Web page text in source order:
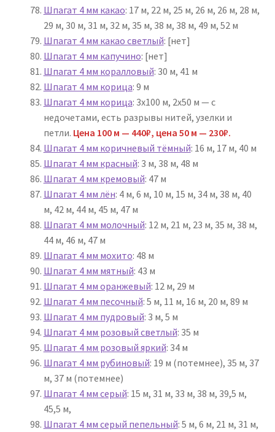
Шпагат 4 мм какао: 17 м, 22 м, 25 м, 26 м, 26 м, 28 м,
29 м, 30 м, 31 м, 32 м, 35 м, 38 м, 38 м, 49 м, 52 м
Шпагат 4 мм какао светлый: [нет]
Шпагат 4 мм капучино: [нет]
Шпагат 4 мм коралловый: 30 м, 41 м
Шпагат 4 мм корица: 9 м
Шпагат 4 мм корица: 3х100 м, 2х50 м — с
недочетами, есть разрывы нитей, узелки и
петли. Цена 100 м — 440₽, цена 50 м — 230₽.
Шпагат 4 мм коричневый тёмный: 16 м, 17 м, 40 м
Шпагат 4 мм красный: 3 м, 38 м, 48 м
Шпагат 4 мм кремовый: 47 м
Шпагат 4 мм лён: 4 м, 6 м, 10 м, 15 м, 34 м, 38 м, 40
м, 42 м, 44 м, 45 м, 47 м
Шпагат 4 мм молочный: 12 м, 21 м, 23 м, 35 м, 38 м,
44 м, 46 м, 47 м
Шпагат 4 мм мохито: 48 м
Шпагат 4 мм мятный: 43 м
Шпагат 4 мм оранжевый: 12 м, 29 м
Шпагат 4 мм песочный: 5 м, 11 м, 16 м, 20 м, 89 м
Шпагат 4 мм пудровый: 3 м, 5 м
Шпагат 4 мм розовый светлый: 35 м
Шпагат 4 мм розовый яркий: 34 м
Шпагат 4 мм рубиновый: 19 м (потемнее), 35 м, 37
м, 37 м (потемнее)
Шпагат 4 мм серый: 15 м, 31 м, 33 м, 38 м, 39,5 м,
45,5 м,
Шпагат 4 мм серый пепельный: 5 м, 6 м, 21 м, 31 м,